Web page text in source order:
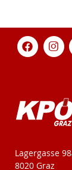
KPÖ-
Lagergasse
8020 Graz